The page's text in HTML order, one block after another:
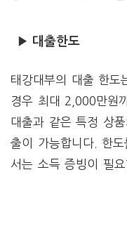
▶ 대출한도
태강대부의 대출 한도
경우 최대 2,000만원
대출과 같은 특정 상
출이 가능합니다. 한
서는 소득 증빙이 필요